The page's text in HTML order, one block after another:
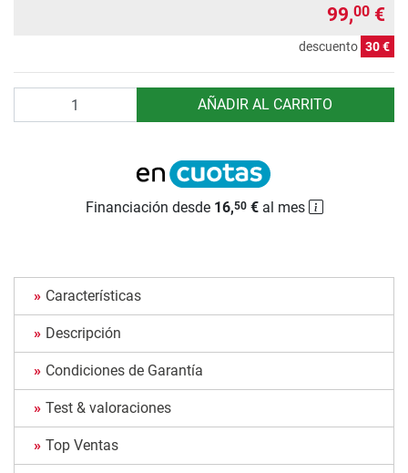
99,00 €
descuento 30 €
AÑADIR AL CARRITO
Financiación desde 16,50€al mes
Características
Descripción
Condiciones de Garantía
Test & valoraciones
Top Ventas